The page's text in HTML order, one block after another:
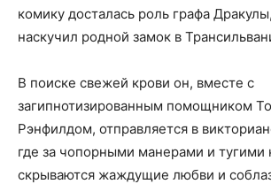
комику досталась роль графа
наскучил родной замок в
В поиске свежей крови он, вместе с
загипнотизированным помощником
Рэнфилдом, отправляется в
где за чопорными манерами и тугими
скрываются жаждущие любви и